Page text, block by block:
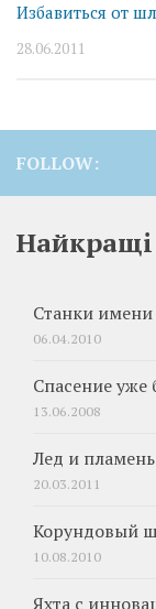
Избавиться от
28.06.2011
FOLLOW:
Найкращі
Станки имени
06.04.2010
Спасение уже
13.06.2008
Лед и пламень
20.03.2011
Корундовый
10.08.2010
Яхта с